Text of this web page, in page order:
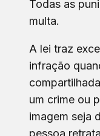
Todas as
multa.
A lei traz
infração
um crime ou
imagem seja
pessoa